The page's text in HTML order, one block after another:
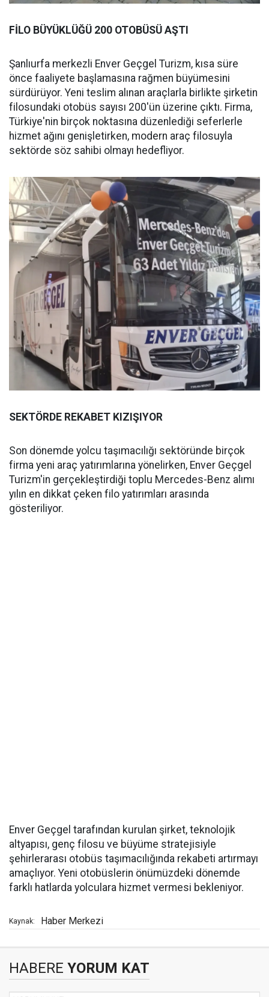
FİLO BÜYÜKLÜĞÜ 200 OTOBÜSÜ AŞTI
Şanlıurfa merkezli Enver Geçgel Turizm, kısa süre
önce faaliyete başlamasına rağmen büyümesini
sürdürüyor. Yeni teslim alınan araçlarla birlikte şirketin
filosundaki otobüs sayısı 200'ün üzerine çıktı. Firma,
Türkiye'nin birçok noktasına düzenlediği seferlerle
hizmet ağını genişletirken, modern araç filosuyla
sektörde söz sahibi olmayı hedefliyor.
SEKTÖRDE REKABET KIZIŞIYOR
Son dönemde yolcu taşımacılığı sektöründe birçok
firma yeni araç yatırımlarına yönelirken, Enver Geçgel
Turizm'in gerçekleştirdiği toplu Mercedes-Benz alımı
yılın en dikkat çeken filo yatırımları arasında
gösteriliyor.
Enver Geçgel tarafından kurulan şirket, teknolojik
altyapısı, genç filosu ve büyüme stratejisiyle
şehirlerarası otobüs taşımacılığında rekabeti artırmayı
amaçlıyor. Yeni otobüslerin önümüzdeki dönemde
farklı hatlarda yolculara hizmet vermesi bekleniyor.
Kaynak: Haber Merkezi
HABERE YORUM KAT